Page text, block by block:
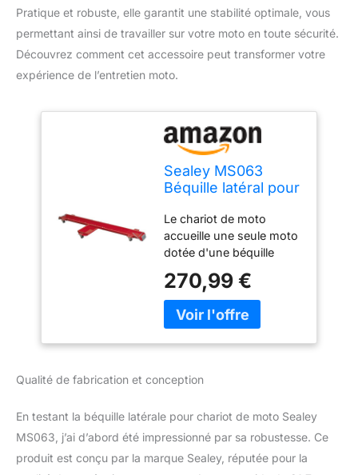
Pratique et robuste, elle garantit une stabilité optimale, vous
permettant ainsi de travailler sur votre moto en toute sécurité.
Découvrez comment cet accessoire peut transformer votre
expérience de l’entretien moto.
Sealey MS063
Béquille latéral pour
Le chariot de moto
accueille une seule moto
dotée d'une béquille
maximal ne dépasse pas
les 565 kg. Déplacer
facilement dans votre
facilite le chargement et
goupilles en acier
positionnées à l'avant et
à l'arrière permettent de
270,99 €
Qualité de fabrication et conception
En testant la béquille latérale pour chariot de moto Sealey
MS063, j’ai d’abord été impressionné par sa robustesse. Ce
produit est conçu par la marque Sealey, réputée pour la